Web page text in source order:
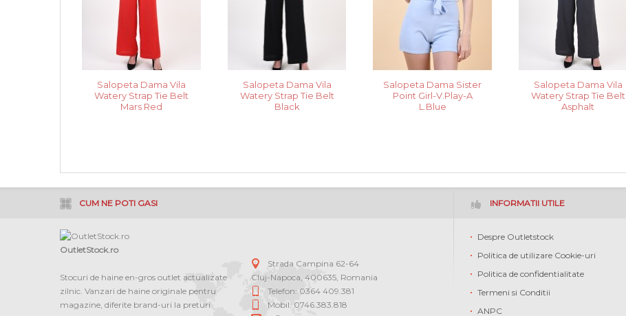
Salopeta Dama Vila
Watery Strap Tie Belt
Mars Red
Salopeta Dama Vila
Watery Strap Tie Belt
Black
Salopeta Dama Sister
Point Girl-V.Play-A
L.Blue
Salopeta Dama Vila
Watery Strap Tie Belt
Asphalt
CUM NE POTI GASI
OutletStock.ro
Stocuri de haine en-gros outlet actualizate
zilnic. Vanzari de haine originale pentru
magazine, diferite brand-uri la preturi
Strada Campina 62-64
Cluj-Napoca,400635, Romania
Telefon: 0364 409.381
Mobil: 0746.383.818
INFORMATII UTILE
Despre Outletstock
Politica de utilizare Cookie-uri
Politica de confidentialitate
Termeni si Conditii
ANPC